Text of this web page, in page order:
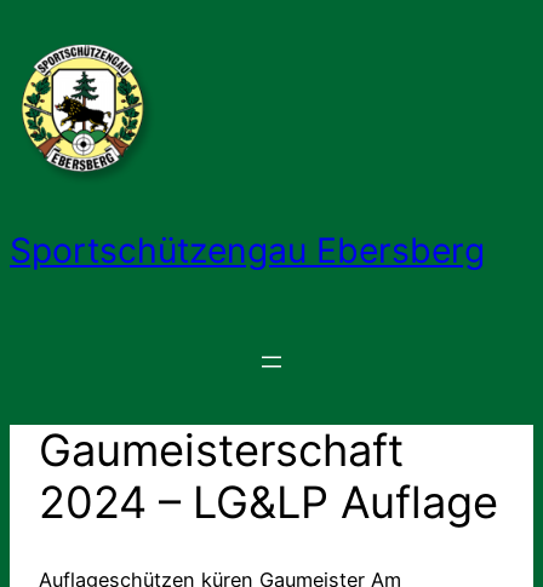
Inhalt
springen
Sportschützengau Ebersberg
Gaumeisterschaft
2024 – LG&LP Auflage
Auflageschützen küren Gaumeister Am